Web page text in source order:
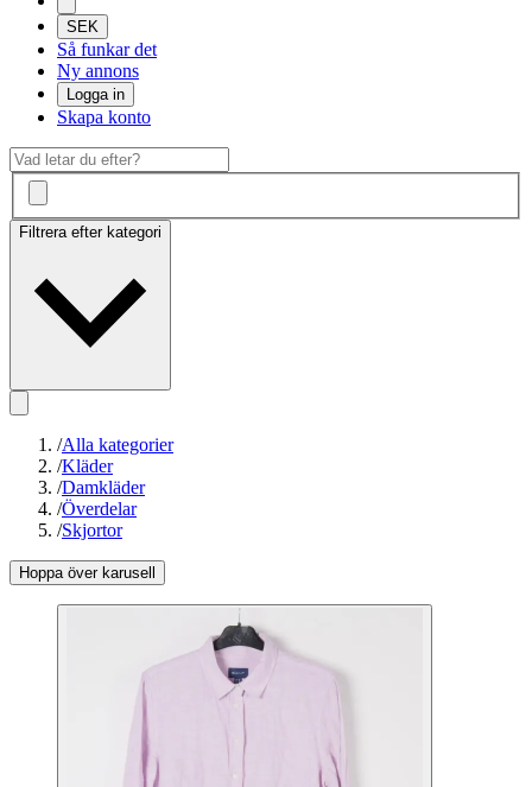
SEK
Så funkar det
Ny annons
Logga in
Skapa konto
Filtrera efter kategori
/Alla kategorier
/Kläder
/Damkläder
/Överdelar
/Skjortor
Hoppa över karusell